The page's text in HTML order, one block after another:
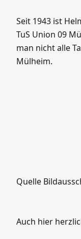
Seit 1943 ist
TuS Union 09
man nicht alle
Mülheim.
Quelle
Auch hier